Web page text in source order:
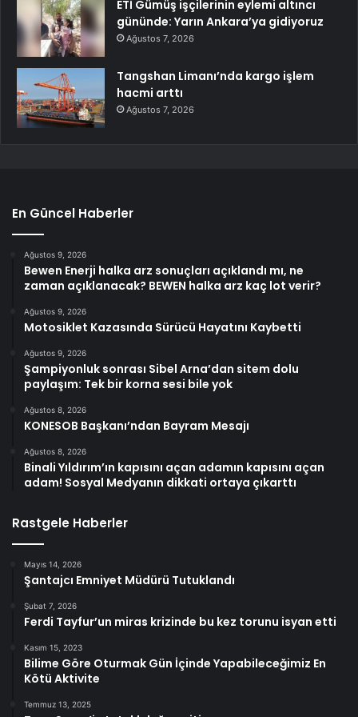
ETİ Gümüş işçilerinin eylemi altıncı
gününde: Yarın Ankara’ya gidiyoruz
Ağustos 7, 2026
Tangshan Limanı’nda kargo işlem
hacmi arttı
Ağustos 7, 2026
En Güncel Haberler
Ağustos 9, 2026
Bewen Enerji halka arz sonuçları açıklandı mı, ne
zaman açıklanacak? BEWEN halka arz kaç lot verir?
Ağustos 9, 2026
Motosiklet Kazasında Sürücü Hayatını Kaybetti
Ağustos 9, 2026
Şampiyonluk sonrası Sibel Arna’dan sitem dolu
paylaşım: Tek bir korna sesi bile yok
Ağustos 8, 2026
KONESOB Başkanı’ndan Bayram Mesajı
Ağustos 8, 2026
Binali Yıldırım’ın kapısını açan adamın kapısını açan
adam! Sosyal Medyanın dikkati ortaya çıkarttı
Rastgele Haberler
Mayıs 14, 2026
Şantajcı Emniyet Müdürü Tutuklandı
Şubat 7, 2026
Ferdi Tayfur’un miras krizinde bu kez torunu isyan etti
Kasım 15, 2023
Bilime Göre Oturmak Gün İçinde Yapabileceğimiz En
Kötü Aktivite
Temmuz 13, 2025